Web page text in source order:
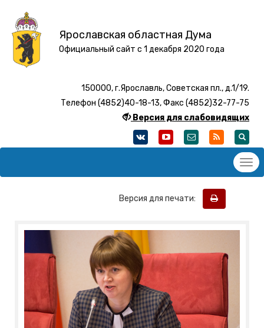
Ярославская областная Дума
Официальный сайт с 1 декабря 2020 года
150000, г.Ярославль, Советская пл., д.1/19.
Телефон (4852)40-18-13, Факс (4852)32-77-75
Версия для слабовидящих
Версия для печати: